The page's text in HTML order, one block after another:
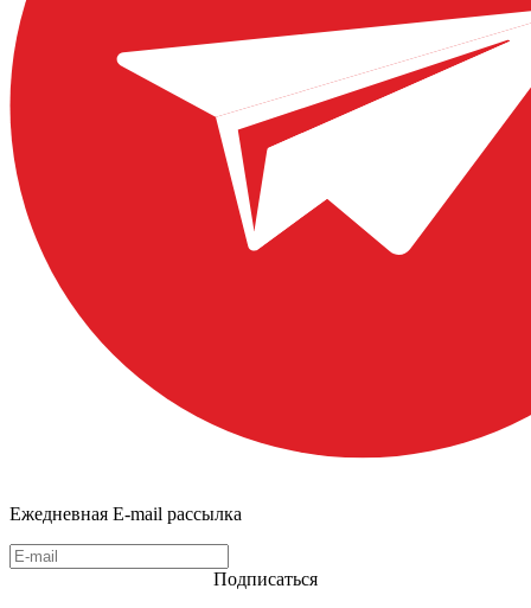
Ежедневная E-mail рассылка
Подписаться